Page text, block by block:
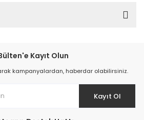
Kayıt Olun
kampanyalardan, haberdar olabilirsiniz.
Kayıt Ol